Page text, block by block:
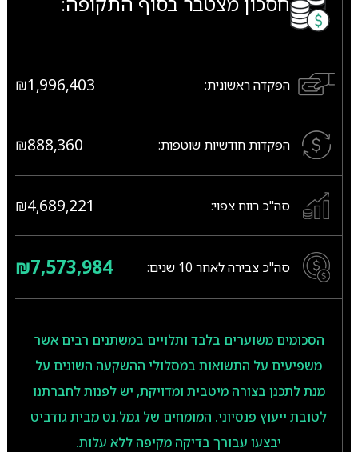
הפקדה ראשונית: ₪1,996,403
הפקדות חודשיות שוטפות: ₪888,360
סה"כ רווח צפוי: ₪4,689,221
סה"כ צבירה לאחר 10 שנים: ₪7,573,984
הסכומים משוערים בלבד ותלויים במשתנים רבים אשר
משפיעים על התשואות במסלולי ההשקעה השונים על
מנת לתכנן בצורה מיטבית ומדויקת, יש לפנות לחברתנו
לטובת ייעוץ פנסיוני. המומחים של גמל.נט מבית גודביט
יבצעו עבורך בדיקה מקיפה ללא עלות.